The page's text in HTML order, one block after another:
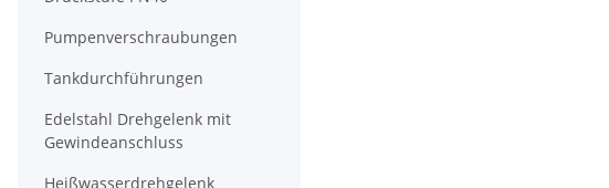
Pumpenverschraubungen
Tankdurchführungen
Edelstahl Drehgelenk mit
Gewindeanschluss
Heißwasserdrehgelenk